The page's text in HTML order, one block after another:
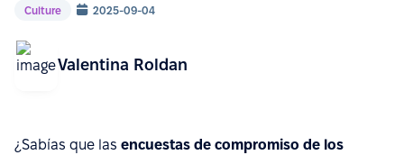
Culture 2025-09-04
Valentina Roldan
¿Sabías que las encuestas de compromiso de los